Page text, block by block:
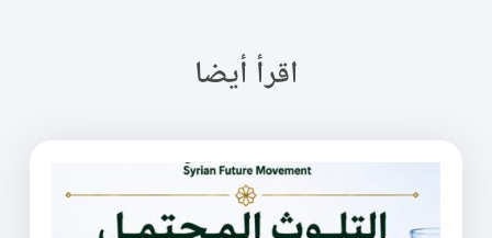
اقرأ أيضا